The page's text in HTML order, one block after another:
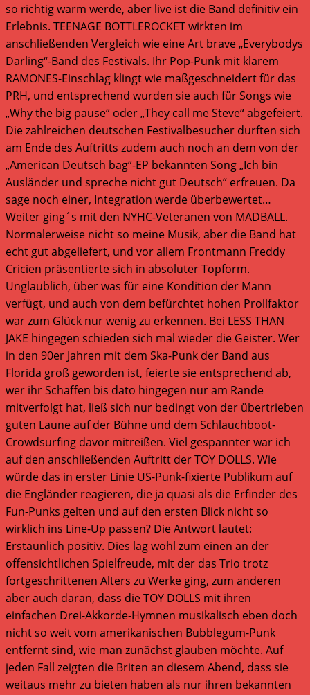
so richtig warm werde, aber live ist die Band definitiv ein
Erlebnis. TEENAGE BOTTLEROCKET wirkten im
anschließenden Vergleich wie eine Art brave „Everybodys
Darling“-Band des Festivals. Ihr Pop-Punk mit klarem
RAMONES-Einschlag klingt wie maßgeschneidert für das
PRH, und entsprechend wurden sie auch für Songs wie
„Why the big pause“ oder „They call me Steve“ abgefeiert.
Die zahlreichen deutschen Festivalbesucher durften sich
am Ende des Auftritts zudem auch noch an dem von der
„American Deutsch bag“-EP bekannten Song „Ich bin
Ausländer und spreche nicht gut Deutsch“ erfreuen. Da
sage noch einer, Integration werde überbewertet…
Weiter ging´s mit den NYHC-Veteranen von MADBALL.
Normalerweise nicht so meine Musik, aber die Band hat
echt gut abgeliefert, und vor allem Frontmann Freddy
Cricien präsentierte sich in absoluter Topform.
Unglaublich, über was für eine Kondition der Mann
verfügt, und auch von dem befürchtet hohen Prollfaktor
war zum Glück nur wenig zu erkennen. Bei LESS THAN
JAKE hingegen schieden sich mal wieder die Geister. Wer
in den 90er Jahren mit dem Ska-Punk der Band aus
Florida groß geworden ist, feierte sie entsprechend ab,
wer ihr Schaffen bis dato hingegen nur am Rande
mitverfolgt hat, ließ sich nur bedingt von der übertrieben
guten Laune auf der Bühne und dem Schlauchboot-
Crowdsurfing davor mitreißen. Viel gespannter war ich
auf den anschließenden Auftritt der TOY DOLLS. Wie
würde das in erster Linie US-Punk-fixierte Publikum auf
die Engländer reagieren, die ja quasi als die Erfinder des
Fun-Punks gelten und auf den ersten Blick nicht so
wirklich ins Line-Up passen? Die Antwort lautet:
Erstaunlich positiv. Dies lag wohl zum einen an der
offensichtlichen Spielfreude, mit der das Trio trotz
fortgeschrittenen Alters zu Werke ging, zum anderen
aber auch daran, dass die TOY DOLLS mit ihren
einfachen Drei-Akkorde-Hymnen musikalisch eben doch
nicht so weit vom amerikanischen Bubblegum-Punk
entfernt sind, wie man zunächst glauben möchte. Auf
jeden Fall zeigten die Briten an diesem Abend, dass sie
weitaus mehr zu bieten haben als nur ihren bekannten